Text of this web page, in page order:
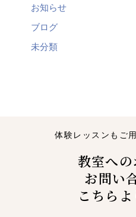
お知らせ
ブログ
未分類
体験レッスンもご
教室へ
お問い
こちら